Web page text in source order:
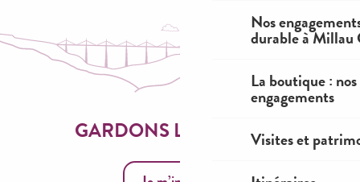
Nos
durable à Millau
La boutique :
engagements
Visites et
GARDONS LE CONTACT